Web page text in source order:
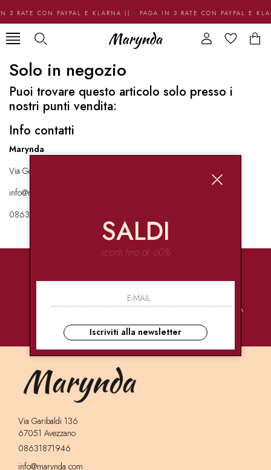
3 RATE CON PAYPAL E KLARNA || PAGA IN 3 RATE CON PAYPAL E
Solo in negozio
Puoi trovare questo articolo solo presso i
nostri punti vendita:
Info contatti
Marynda
Via Garibaldi 136 67051 Avezzano
info@marynda.com
08631871946
PAGAMENTI
CONSEGNE
ULTRA RAPIDE
ASSISTENZA
Via Garibaldi 136
67051 Avezzano
08631871946
info@marynda.com
SALDI
sconti fino al -60%
Iscriviti alla newsletter